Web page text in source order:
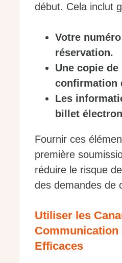
début. Cela inclut
Votre
réservation.
Une copie de
confirmation
Les
billet
Fournir ces
première
réduire le risque
des demandes de
Utiliser les
Communication
Efficaces